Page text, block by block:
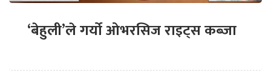
‘बेहुली’ले गर्यो ओभरसिज राइट्स कब्जा